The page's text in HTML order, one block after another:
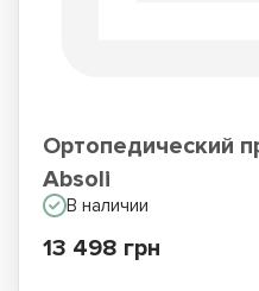
Ортопедический
Absoli
В наличии
13 498 грн